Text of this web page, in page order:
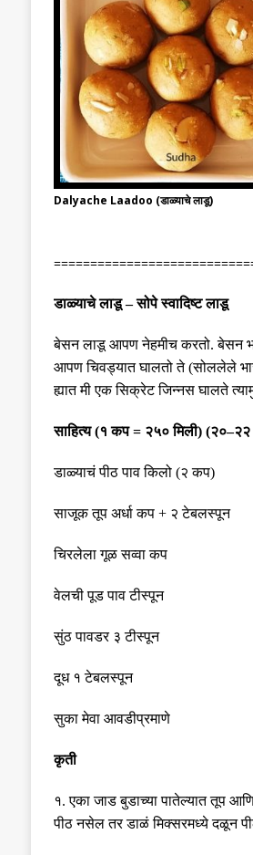
Dalyache Laadoo (डाळ्याचे लाडू)
डाळ्याचे लाडू–सोपे स्वादिष्ट लाडू
बेसन लाडू आपण नेहमीच करतो.बेसन
आपण चिवड्यात घालतो ते(सोललेले
ह्यात मी एक सिक्रेट जिन्नस घालते
साहित्य(१ कप= २५० मिली) (२०–२२
डाळ्याचं पीठ पाव किलो (२ कप)
साजूक तूप अर्धा कप + २ टेबलस्पून
चिरलेला गूळ सव्वा कप
वेलची पूड पाव टीस्पून
सुंठ पावडर ३ टीस्पून
दूध १ टेबलस्पून
सुका मेवा आवडीप्रमाणे
कृती
१.एका जाड बुडाच्या पातेल्यात तूप
पीठ नसेल तर डाळं मिक्सरमध्ये दळून